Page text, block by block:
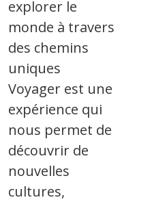
explorer le
monde à travers
des chemins
uniques
Voyager est une
expérience qui
nous permet de
découvrir de
nouvelles
cultures,